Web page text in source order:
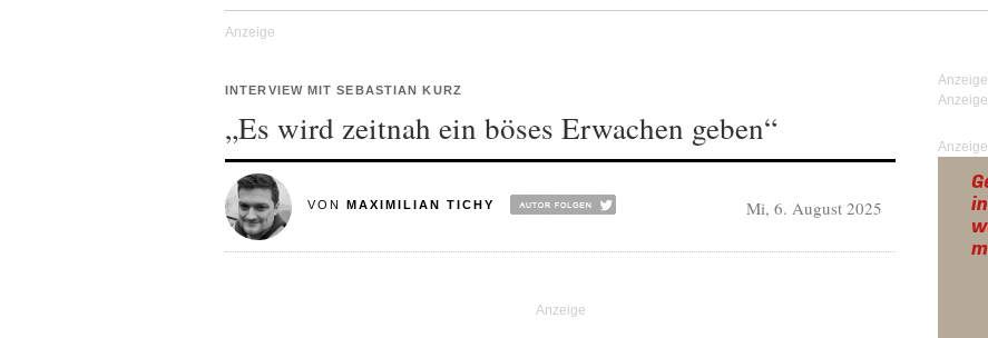
INTERVIEW MIT SEBASTIAN KURZ
„Es wird zeitnah ein böses Erwachen geben“
VON MAXIMILIAN TICHY Mi, 6. August 2025
Anzeige